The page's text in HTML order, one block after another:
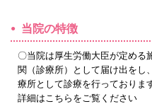
当院の特徴
〇当院は厚生労働大臣が定める
関（診療所）として届け出をし
療所として診療を行っておりま
詳細はこちらをご覧ください